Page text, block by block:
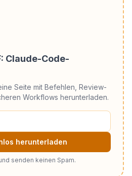
Claude-Code-
Seite mit Befehlen, Review-
Workflows herunterladen.
herunterladen
senden keinen Spam.